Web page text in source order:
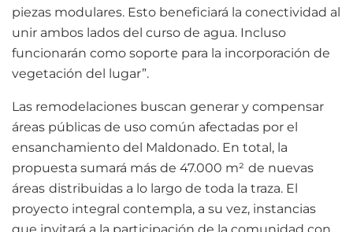
piezas modulares. Esto beneficiará la conectividad al
unir ambos lados del curso de agua. Incluso
funcionarán como soporte para la incorporación de
vegetación del lugar”.
Las remodelaciones buscan generar y compensar
áreas públicas de uso común afectadas por el
ensanchamiento del Maldonado. En total, la
propuesta sumará más de 47.000 m² de nuevas
áreas distribuidas a lo largo de toda la traza. El
proyecto integral contempla, a su vez, instancias
que invitará a la participación de la comunidad con